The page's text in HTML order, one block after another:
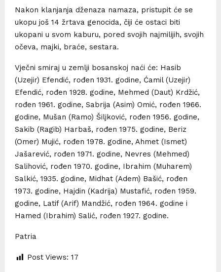
Nakon klanjanja dženaza namaza, pristupit će se
ukopu još 14 žrtava genocida, čiji će ostaci biti
ukopani u svom kaburu, pored svojih najmilijih, svojih
očeva, majki, braće, sestara.
Vječni smiraj u zemlji bosanskoj naći će: Hasib
(Uzejir) Efendić, rođen 1931. godine, Ćamil (Uzejir)
Efendić, rođen 1928. godine, Mehmed (Daut) Krdžić,
rođen 1961. godine, Sabrija (Asim) Omić, rođen 1966.
godine, Mušan (Ramo) Šiljković, rođen 1956. godine,
Sakib (Ragib) Harbaš, rođen 1975. godine, Beriz
(Omer) Mujić, rođen 1978. godine, Ahmet (Ismet)
Jašarević, rođen 1971. godine, Nevres (Mehmed)
Salihović, rođen 1970. godine, Ibrahim (Muharem)
Salkić, 1935. godine, Midhat (Adem) Bašić, rođen
1973. godine, Hajdin (Kadrija) Mustafić, rođen 1959.
godine, Latif (Arif) Mandžić, rođen 1964. godine i
Hamed (Ibrahim) Salić, rođen 1927. godine.
Patria
Post Views: 17